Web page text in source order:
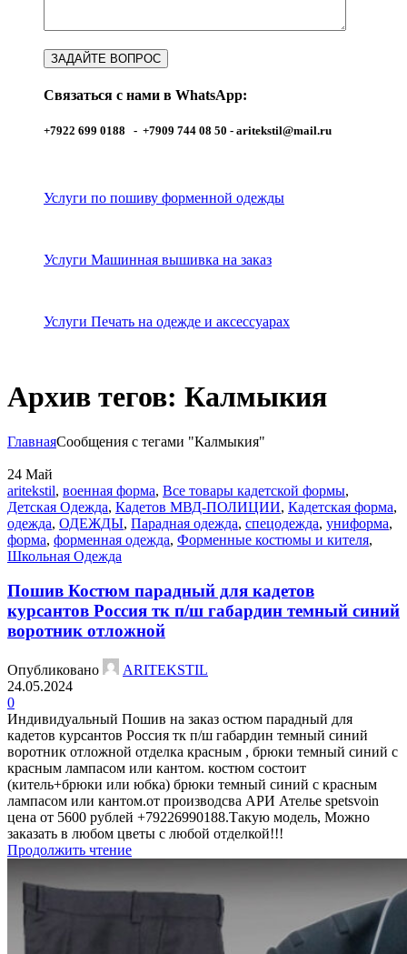
Связаться с нами в WhatsApp:
+7922 699 0188 - +7909 744 08 50 - aritekstil@mail.ru
Услуги по пошиву форменной одежды
Услуги Машинная вышивка на заказ
Услуги Печать на одежде и аксессуарах
Архив тегов: Калмыкия
ГлавнаяСообщения с тегами "Калмыкия"
24 Май
aritekstil, военная форма, Все товары кадетской формы,
Детская Одежда, Кадетов МВД-ПОЛИЦИИ, Кадетская форма,
одежда, ОДЕЖДЫ, Парадная одежда, спецодежда, униформа,
форма, форменная одежда, Форменные костюмы и кителя,
Школьная Одежда
Пошив Костюм парадный для кадетов
курсантов Россия тк п/ш габардин темный синий
воротник отложной
Опубликовано
ARITEKSTIL
24.05.2024
0
Индивидуальный Пошив на заказ остюм парадный для
кадетов курсантов Россия тк п/ш габардин темный синий
воротник отложной отделка красным , брюки темный синий с
красным лaмпасом или кантом. костюм состоит
(китель+брюки или юбка) брюки темный синий с красным
лaмпасом или кантом.от производсва АРИ Ателье spetsvoin
цена от 5600 рублей +79226990188.Такую модель, Mожно
заказать в любом цветы с любой отделкой!!!
Продолжить чтение